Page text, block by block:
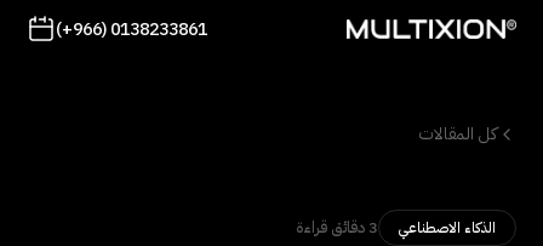
(+966) 0138233861
كل المقالات
الذكاء الاصطناعي 3 دقائق قراءة